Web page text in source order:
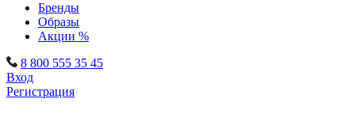
Бренды
Образы
Акции %
8 800 555 35 45
Вход
Регистрация